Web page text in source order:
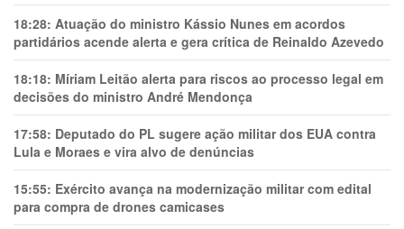
18:28: Atuação do ministro Kássio Nunes em acordos
partidários acende alerta e gera crítica de Reinaldo Azevedo
18:18: Míriam Leitão alerta para riscos ao processo legal em
decisões do ministro André Mendonça
17:58: Deputado do PL sugere ação militar dos EUA contra
Lula e Moraes e vira alvo de denúncias
15:55: Exército avança na modernização militar com edital
para compra de drones camicases